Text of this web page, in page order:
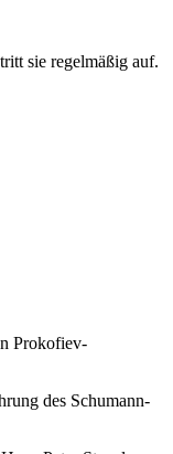
sie regelmäßig auf.
Prokofiev-
des Schumann-